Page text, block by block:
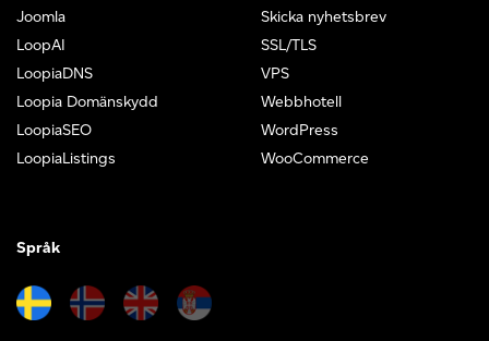
Joomla
LoopAI
LoopiaDNS
Loopia Domänskydd
LoopiaSEO
LoopiaListings
Skicka nyhetsbrev
SSL/TLS
VPS
Webbhotell
WordPress
WooCommerce
Språk